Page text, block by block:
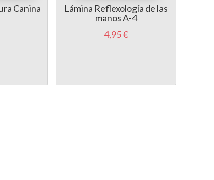
Canina
Lámina Reflexología de las
manos A-4
4,95 €